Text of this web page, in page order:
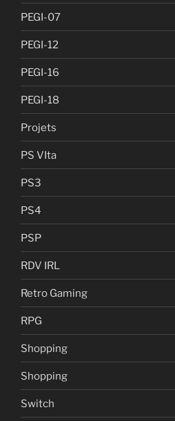
PEGI-07
PEGI-12
PEGI-16
PEGI-18
Projets
PS VIta
PS3
PS4
PSP
RDV IRL
Retro Gaming
RPG
Shopping
Shopping
Switch